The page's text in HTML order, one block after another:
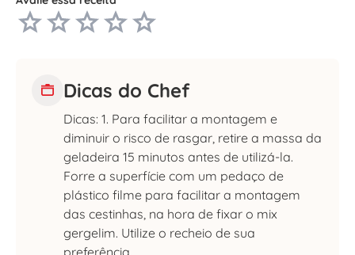
Dicas do Chef
Dicas: 1. Para facilitar a montagem e
diminuir o risco de rasgar, retire a massa da
geladeira 15 minutos antes de utilizá-la.
Forre a superfície com um pedaço de
plástico filme para facilitar a montagem
das cestinhas, na hora de fixar o mix
gergelim. Utilize o recheio de sua
preferência.